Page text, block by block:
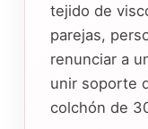
tejido de
parejas,
renunciar a
unir soporte
colchón de